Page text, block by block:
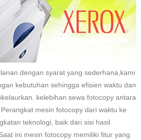
dengan syarat yang sederhana,kami
kebutuhan sehingga efisien waktu dan
kelebihan sewa fotocopy antara
mesin fotocopy dari waktu ke
teknologi, baik dari sisi hasil
ini mesin fotocopy memiliki fitur yang